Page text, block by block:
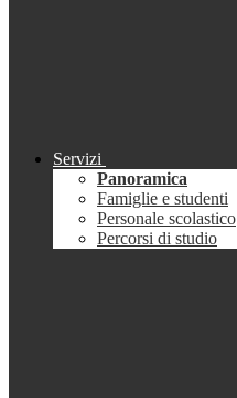
Servizi
Panoramica
Famiglie e studenti
Personale scolastico
Percorsi di studio